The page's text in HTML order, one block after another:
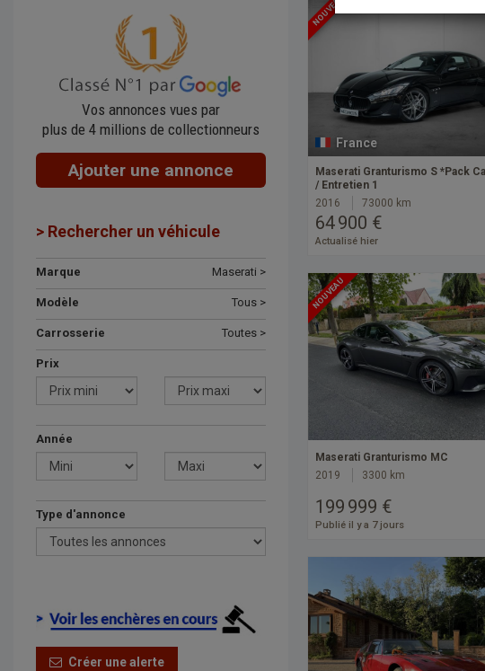
Vos annonces vues par
plus de 4 millions de collectionneurs
Ajouter une annonce
> Rechercher un véhicule
Marque Maserati >
Modèle Tous >
Carrosserie Toutes >
Prix
Année
Type d'annonce
Créer une alerte
NOUVEAU
France
Maserati Granturismo S *Pack
/ Entretien 1
2016
73000 km
64 900 €
Actualisé hier
NOUVEAU
Maserati Granturismo MC
2019
3300 km
199 999 €
Publié il y a 7 jours